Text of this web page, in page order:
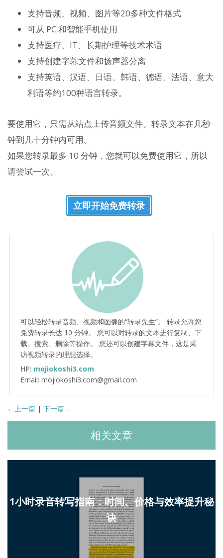
支持音频、视频、图片等20多种文件格式
可从 PC 和智能手机使用
支持医疗、IT、长期护理等技术术语
支持创建字幕文件和扬声器分离
支持英语、汉语、日语、韩语、德语、法语、意大
利语等约100种语言转录。
要使用它，只需从站点上传音频文件。转录文本在几秒
钟到几十分钟内可用。
如果您转录最多 10 分钟，您就可以免费使用它，所以
请尝试一次。
立即开始免费转录
可以轻松转录音频、视频和图像的“转录先生”。 转录允许您
免费转录长达 10 分钟。 您可以对转录的文本进行复制、下
载、搜索、删除等操作。 您还可以创建字幕文件，这是采
访视频转录的理想选择。
HP: mojiokoshi3.com
Email: mojiokoshi3.com@gmail.com
←上一篇 | 下一篇→
相关文章
1小时录音转写指南：时间、价格与效率提升秘
诀